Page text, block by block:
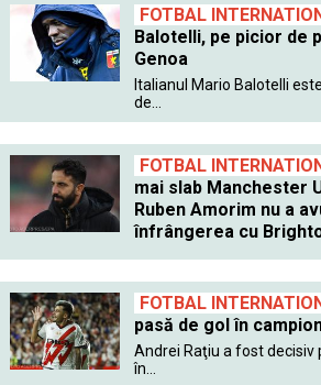
FOTBAL
Balotelli, pe picior de
Genoa
Italianul Mario Balotelli
de...
FOTBAL
mai slab Manchester
Ruben Amorim nu a
înfrângerea cu
FOTBAL
pasă de gol în
Andrei Raţiu a fost decisiv
în...